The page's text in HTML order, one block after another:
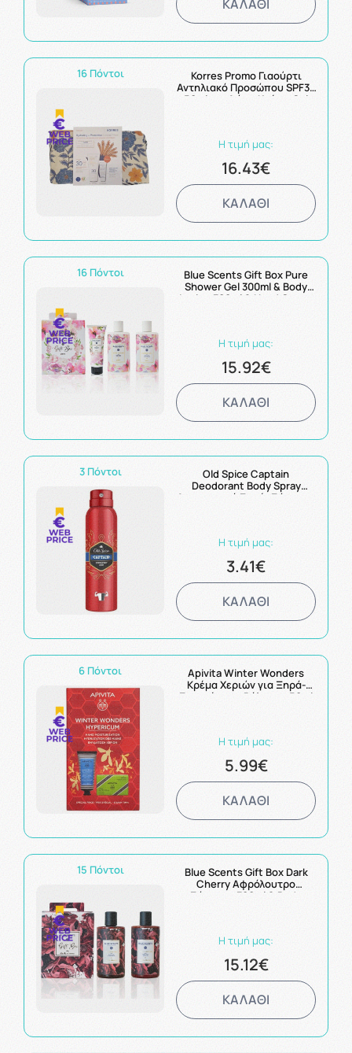
ΚΑΛΑΘΙ
16 Πόντοι
Korres Promo Γιαούρτι
Αντηλιακό Προσώπου SPF30
50ml και Δώρο Κρέμα-Gel
Η τιμή μας:
16.43€
ΚΑΛΑΘΙ
16 Πόντοι
Blue Scents Gift Box Pure
Shower Gel 300ml & Body
Lotion 300ml & Hand Cream
Η τιμή μας:
15.92€
ΚΑΛΑΘΙ
3 Πόντοι
Old Spice Captain
Deodorant Body Spray
Αποσμητικό Σπρέι Σώματος
Η τιμή μας:
3.41€
ΚΑΛΑΘΙ
6 Πόντοι
Apivita Winter Wonders
Κρέμα Χεριών για Ξηρά-
Σκασμένα με Βάλσαμο 50ml
Η τιμή μας:
5.99€
ΚΑΛΑΘΙ
15 Πόντοι
Blue Scents Gift Box Dark
Cherry Αφρόλουτρο
Σώματος 300ml & Body
Η τιμή μας:
15.12€
ΚΑΛΑΘΙ